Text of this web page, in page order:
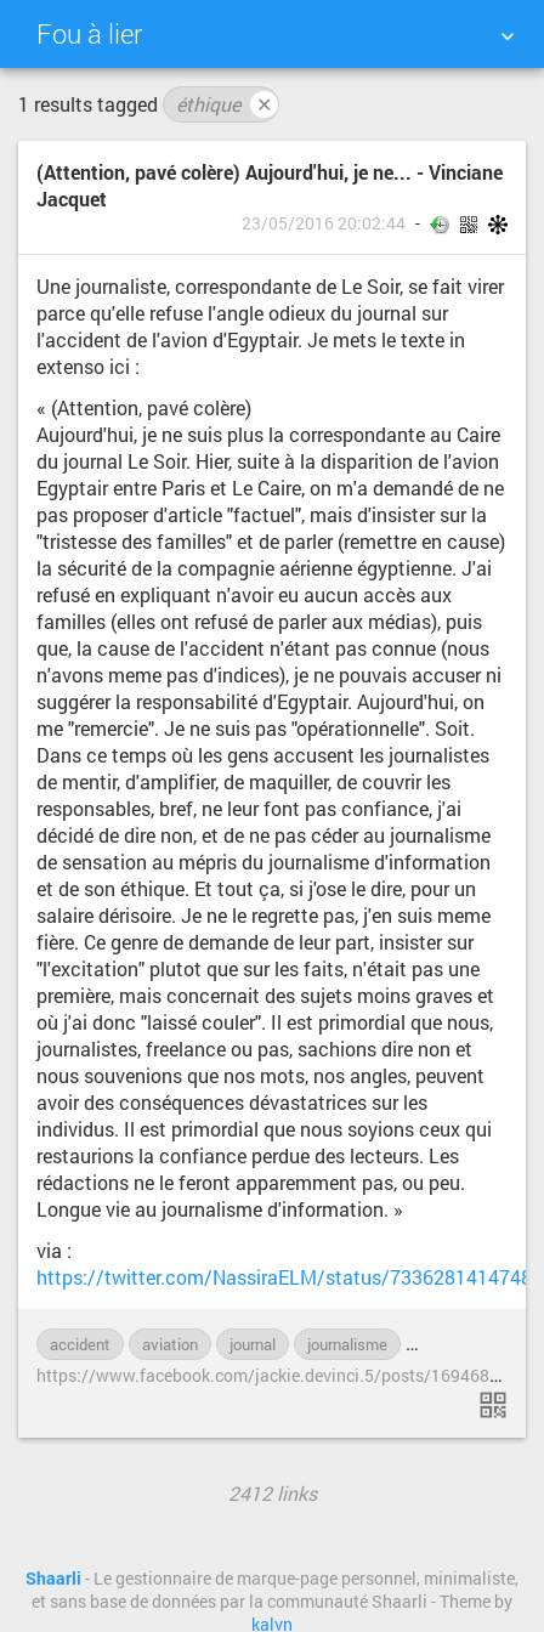
Fou à lier
NUAGE DE TAGS
QUOTIDIEN RECHERCHER
1 results tagged éthique ✕
(Attention, pavé colère) Aujourd'hui, je ne... - Vinciane
Jacquet
23/05/2016 20:02:44
Une journaliste, correspondante de Le Soir, se fait virer
parce qu'elle refuse l'angle odieux du journal sur
l'accident de l'avion d'Egyptair. Je mets le texte in
extenso ici :
« (Attention, pavé colère)
Aujourd'hui, je ne suis plus la correspondante au Caire
du journal Le Soir. Hier, suite à la disparition de l'avion
Egyptair entre Paris et Le Caire, on m'a demandé de ne
pas proposer d'article "factuel", mais d'insister sur la
"tristesse des familles" et de parler (remettre en cause)
la sécurité de la compagnie aérienne égyptienne. J'ai
refusé en expliquant n'avoir eu aucun accès aux
familles (elles ont refusé de parler aux médias), puis
que, la cause de l'accident n'étant pas connue (nous
n'avons meme pas d'indices), je ne pouvais accuser ni
suggérer la responsabilité d'Egyptair. Aujourd'hui, on
me "remercie". Je ne suis pas "opérationnelle". Soit.
Dans ce temps où les gens accusent les journalistes
de mentir, d'amplifier, de maquiller, de couvrir les
responsables, bref, ne leur font pas confiance, j'ai
décidé de dire non, et de ne pas céder au journalisme
de sensation au mépris du journalisme d'information
et de son éthique. Et tout ça, si j'ose le dire, pour un
salaire dérisoire. Je ne le regrette pas, j'en suis meme
fière. Ce genre de demande de leur part, insister sur
"l'excitation" plutot que sur les faits, n'était pas une
première, mais concernait des sujets moins graves et
où j'ai donc "laissé couler". Il est primordial que nous,
journalistes, freelance ou pas, sachions dire non et
nous souvenions que nos mots, nos angles, peuvent
avoir des conséquences dévastatrices sur les
individus. Il est primordial que nous soyions ceux qui
restaurions la confiance perdue des lecteurs. Les
rédactions ne le feront apparemment pas, ou peu.
Longue vie au journalisme d'information. »
via :
https://twitter.com/NassiraELM/status/
accident aviation journal journalisme
h
ttps://www.facebook.com/jackie.devinci.5/posts/1694682327448908?pnref=story
2412 links
Shaarli - Le gestionnaire de marque-page personnel, minimaliste,
et sans base de données par la communauté Shaarli - Theme by
kalvn